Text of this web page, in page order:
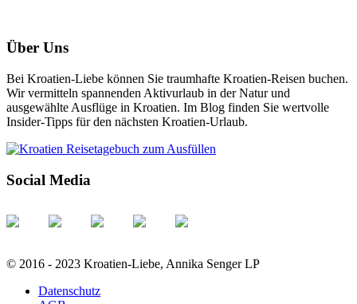
Über Uns
Bei Kroatien-Liebe können Sie traumhafte Kroatien-Reisen buchen.
Wir vermitteln spannenden Aktivurlaub in der Natur und
ausgewählte Ausflüge in Kroatien. Im Blog finden Sie wertvolle
Insider-Tipps für den nächsten Kroatien-Urlaub.
Social Media
© 2016 - 2023 Kroatien-Liebe, Annika Senger LP
Datenschutz